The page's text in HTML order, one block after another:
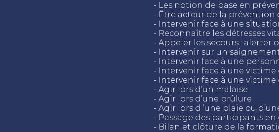
- Les notion de base en
- Être acteur de la prévention
- Intervenir face à une
- Reconnaître les détresses
- Appeler les secours : alerter
- Intervenir sur un
- Intervenir face à une
- Intervenir face à une
- Intervenir face à une
- Agir lors d’un malaise
- Agir lors d’une brûlure
- Agir lors d ’une plaie ou
- Passage des participants
- Bilan et clôture de la